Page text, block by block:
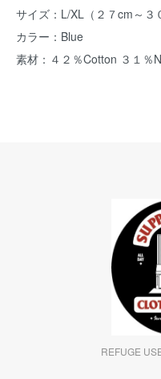
サイズ：L/XL（２７cm～３
カラー：Blue
素材：４２％Cotton ３１％
REFUGE